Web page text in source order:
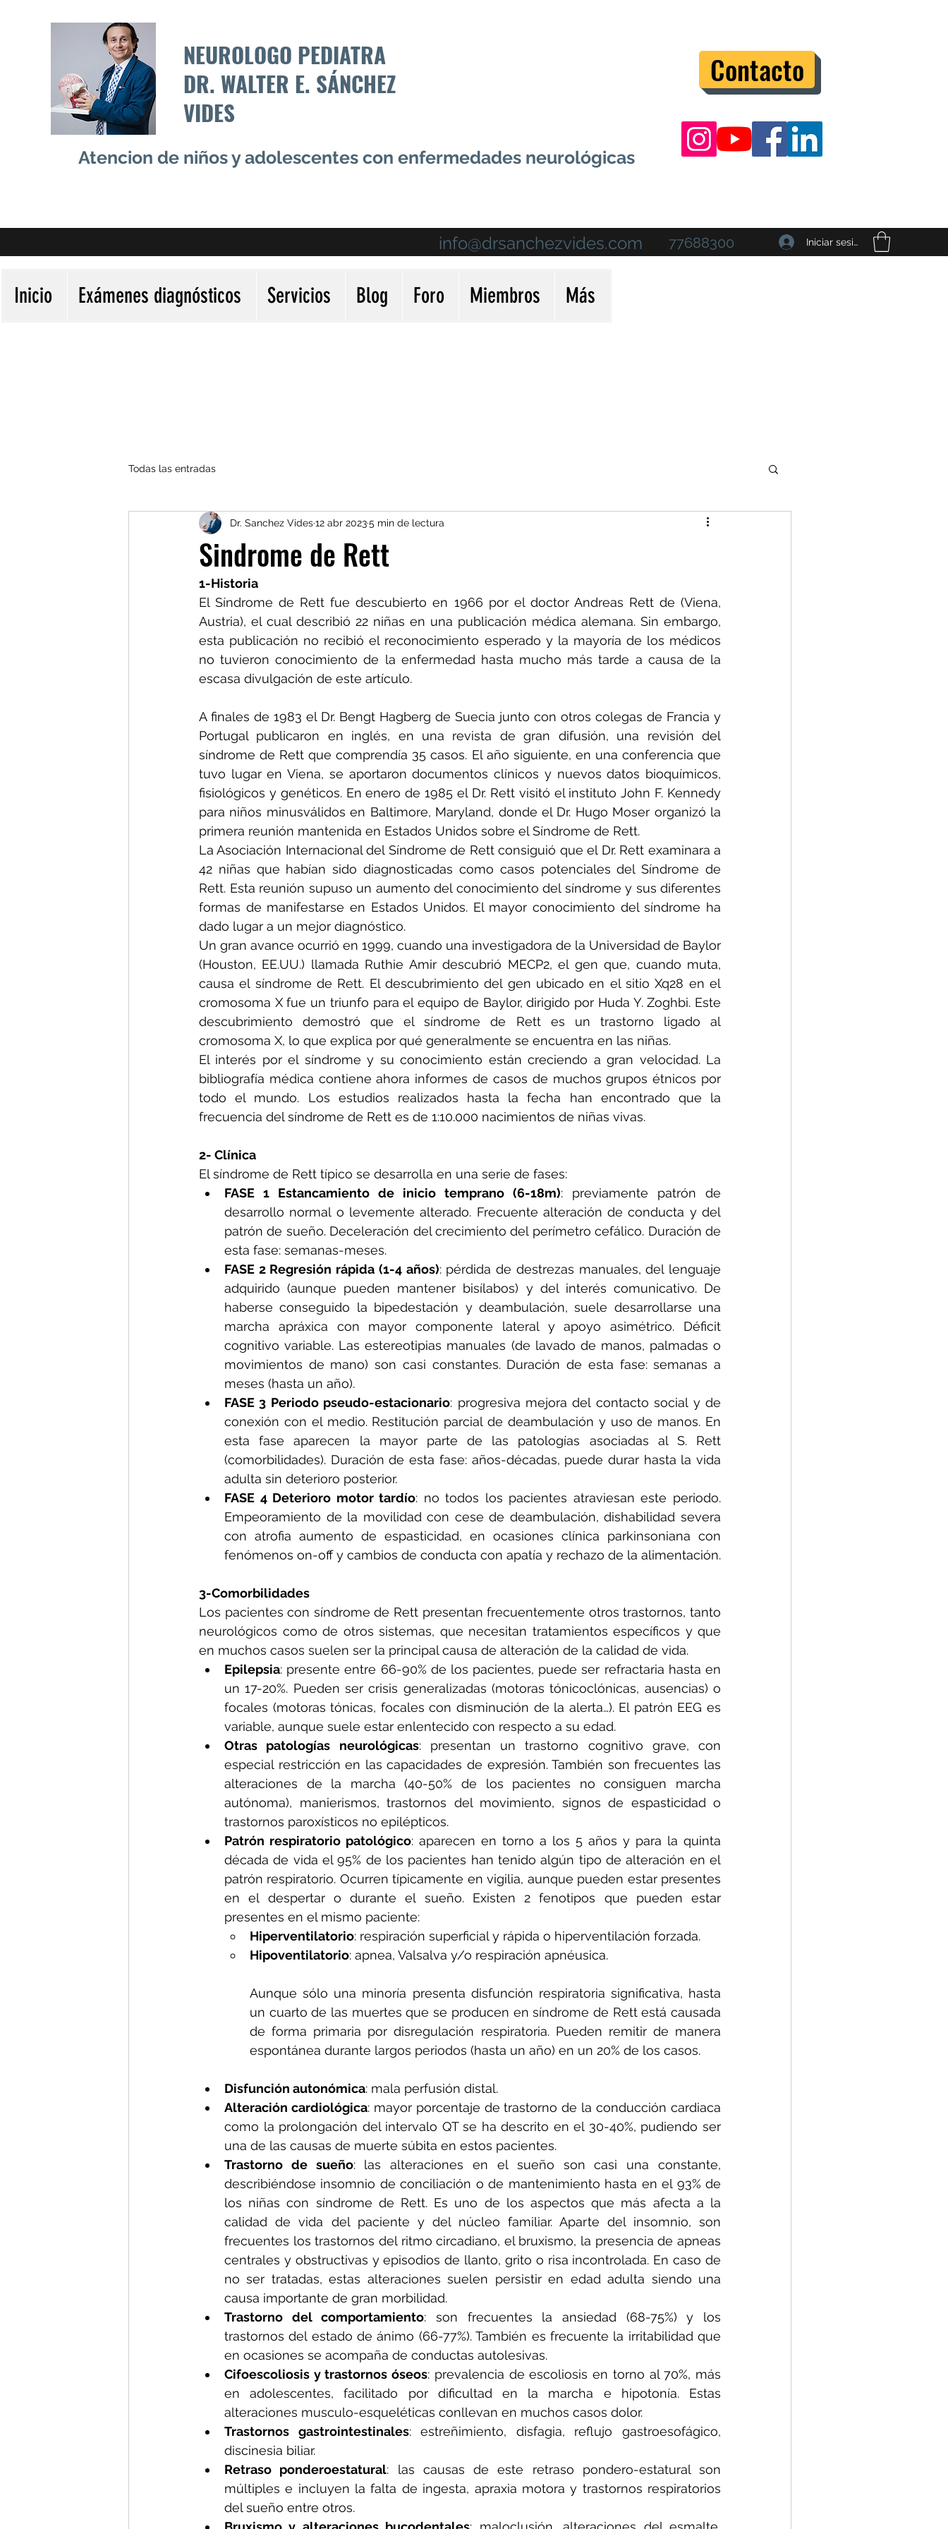
NEUROLOGO PEDIATRA
DR. WALTER E. SÁNCHEZ
VIDES
Atencion de niños y adolescentes con enfermedades neurológicas
Contacto
info@drsanchezvides.com 77688300 Iniciar sesión
Inicio Exámenes diagnósticos Servicios Blog Foro Miembros Más
Todas las entradas
Sindrome de Rett
Dr. Sanchez Vides12 abr 20235 min de lectura
1-Historia
El Síndrome de Rett fue descubierto en 1966 por el doctor Andreas Rett de (Viena,
Austria), el cual describió 22 niñas en una publicación médica alemana. Sin embargo,
esta publicación no recibió el reconocimiento esperado y la mayoría de los médicos
no tuvieron conocimiento de la enfermedad hasta mucho más tarde a causa de la
escasa divulgación de este artículo.
A finales de 1983 el Dr. Bengt Hagberg de Suecia junto con otros colegas de Francia y
Portugal publicaron en inglés, en una revista de gran difusión, una revisión del
síndrome de Rett que comprendía 35 casos. El año siguiente, en una conferencia que
tuvo lugar en Viena, se aportaron documentos clínicos y nuevos datos bioquímicos,
fisiológicos y genéticos. En enero de 1985 el Dr. Rett visitó el instituto John F. Kennedy
para niños minusválidos en Baltimore, Maryland, donde el Dr. Hugo Moser organizó la
primera reunión mantenida en Estados Unidos sobre el Síndrome de Rett.
La Asociación Internacional del Síndrome de Rett consiguió que el Dr. Rett examinara a
42 niñas que habían sido diagnosticadas como casos potenciales del Síndrome de
Rett. Esta reunión supuso un aumento del conocimiento del síndrome y sus diferentes
formas de manifestarse en Estados Unidos. El mayor conocimiento del síndrome ha
dado lugar a un mejor diagnóstico.
Un gran avance ocurrió en 1999, cuando una investigadora de la Universidad de Baylor
(Houston, EE.UU.) llamada Ruthie Amir descubrió MECP2, el gen que, cuando muta,
causa el síndrome de Rett. El descubrimiento del gen ubicado en el sitio Xq28 en el
cromosoma X fue un triunfo para el equipo de Baylor, dirigido por Huda Y. Zoghbi. Este
descubrimiento demostró que el síndrome de Rett es un trastorno ligado al
cromosoma X, lo que explica por qué generalmente se encuentra en las niñas.
El interés por el síndrome y su conocimiento están creciendo a gran velocidad. La
bibliografía médica contiene ahora informes de casos de muchos grupos étnicos por
todo el mundo. Los estudios realizados hasta la fecha han encontrado que la
frecuencia del síndrome de Rett es de 1:10.000 nacimientos de niñas vivas.
2- Clínica
El síndrome de Rett típico se desarrolla en una serie de fases:
FASE 1 Estancamiento de inicio temprano (6-18m): previamente patrón de
desarrollo normal o levemente alterado. Frecuente alteración de conducta y del
patrón de sueño. Deceleración del crecimiento del perímetro cefálico. Duración de
esta fase: semanas-meses.
FASE 2 Regresión rápida (1-4 años): pérdida de destrezas manuales, del lenguaje
adquirido (aunque pueden mantener bisílabos) y del interés comunicativo. De
haberse conseguido la bipedestación y deambulación, suele desarrollarse una
marcha apráxica con mayor componente lateral y apoyo asimétrico. Déficit
cognitivo variable. Las estereotipias manuales (de lavado de manos, palmadas o
movimientos de mano) son casi constantes. Duración de esta fase: semanas a
meses (hasta un año).
FASE 3 Periodo pseudo-estacionario: progresiva mejora del contacto social y de
conexión con el medio. Restitución parcial de deambulación y uso de manos. En
esta fase aparecen la mayor parte de las patologías asociadas al S. Rett
(comorbilidades). Duración de esta fase: años-décadas, puede durar hasta la vida
adulta sin deterioro posterior.
FASE 4 Deterioro motor tardío: no todos los pacientes atraviesan este periodo.
Empeoramiento de la movilidad con cese de deambulación, dishabilidad severa
con atrofia aumento de espasticidad, en ocasiones clínica parkinsoniana con
fenómenos on-off y cambios de conducta con apatía y rechazo de la alimentación.
3-Comorbilidades
Los pacientes con síndrome de Rett presentan frecuentemente otros trastornos, tanto
neurológicos como de otros sistemas, que necesitan tratamientos específicos y que
en muchos casos suelen ser la principal causa de alteración de la calidad de vida.
Epilepsia: presente entre 66-90% de los pacientes, puede ser refractaria hasta en
un 17-20%. Pueden ser crisis generalizadas (motoras tónicoclónicas, ausencias) o
focales (motoras tónicas, focales con disminución de la alerta…). El patrón EEG es
variable, aunque suele estar enlentecido con respecto a su edad.
Otras patologías neurológicas: presentan un trastorno cognitivo grave, con
especial restricción en las capacidades de expresión. También son frecuentes las
alteraciones de la marcha (40-50% de los pacientes no consiguen marcha
autónoma), manierismos, trastornos del movimiento, signos de espasticidad o
trastornos paroxísticos no epilépticos.
Patrón respiratorio patológico: aparecen en torno a los 5 años y para la quinta
década de vida el 95% de los pacientes han tenido algún tipo de alteración en el
patrón respiratorio. Ocurren típicamente en vigilia, aunque pueden estar presentes
en el despertar o durante el sueño. Existen 2 fenotipos que pueden estar
presentes en el mismo paciente:
Hiperventilatorio: respiración superficial y rápida o hiperventilación forzada.
Hipoventilatorio: apnea, Valsalva y/o respiración apnéusica.
Aunque sólo una minoría presenta disfunción respiratoria significativa, hasta
un cuarto de las muertes que se producen en síndrome de Rett está causada
de forma primaria por disregulación respiratoria. Pueden remitir de manera
espontánea durante largos periodos (hasta un año) en un 20% de los casos.
Disfunción autonómica: mala perfusión distal.
Alteración cardiológica: mayor porcentaje de trastorno de la conducción cardiaca
como la prolongación del intervalo QT se ha descrito en el 30-40%, pudiendo ser
una de las causas de muerte súbita en estos pacientes.
Trastorno de sueño: las alteraciones en el sueño son casi una constante,
describiéndose insomnio de conciliación o de mantenimiento hasta en el 93% de
los niñas con síndrome de Rett. Es uno de los aspectos que más afecta a la
calidad de vida del paciente y del núcleo familiar. Aparte del insomnio, son
frecuentes los trastornos del ritmo circadiano, el bruxismo, la presencia de apneas
centrales y obstructivas y episodios de llanto, grito o risa incontrolada. En caso de
no ser tratadas, estas alteraciones suelen persistir en edad adulta siendo una
causa importante de gran morbilidad.
Trastorno del comportamiento: son frecuentes la ansiedad (68-75%) y los
trastornos del estado de ánimo (66-77%). También es frecuente la irritabilidad que
en ocasiones se acompaña de conductas autolesivas.
Cifoescoliosis y trastornos óseos: prevalencia de escoliosis en torno al 70%, más
en adolescentes, facilitado por dificultad en la marcha e hipotonía. Estas
alteraciones musculo-esqueléticas conllevan en muchos casos dolor.
Trastornos gastrointestinales: estreñimiento, disfagia, reflujo gastroesofágico,
discinesia biliar.
Retraso ponderoestatural: las causas de este retraso pondero-estatural son
múltiples e incluyen la falta de ingesta, apraxia motora y trastornos respiratorios
del sueño entre otros.